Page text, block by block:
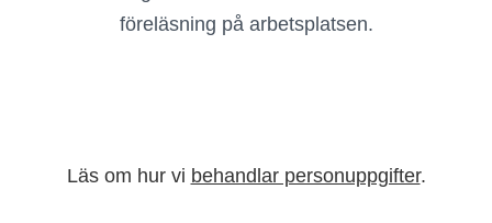
föreläsning på arbetsplatsen.
Läs om hur vi behandlar personuppgifter.